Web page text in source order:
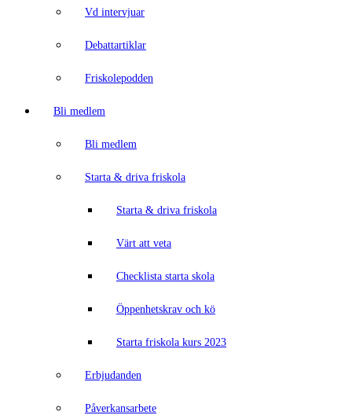
Vd intervjuar
Debattartiklar
Friskolepodden
Bli medlem
Bli medlem
Starta & driva friskola
Starta & driva friskola
Värt att veta
Checklista starta skola
Öppenhetskrav och kö
Starta friskola kurs 2023
Erbjudanden
Påverkansarbete